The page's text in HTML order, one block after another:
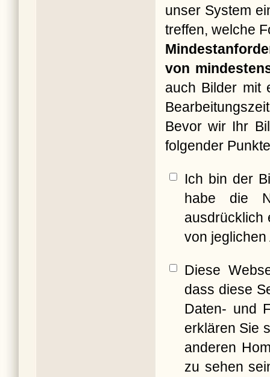
unser System
treffen, welche
von
auch Bilder mit
Bevor wir Ihr
folgender
Ich bin der
habe die
ausdrücklich
von
Diese
dass diese
Daten- und
erklären Sie
anderen
zu sehen